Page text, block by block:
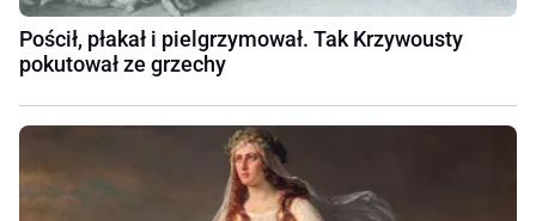
Pościł, płakał i pielgrzymował. Tak Krzywousty
pokutował ze grzechy